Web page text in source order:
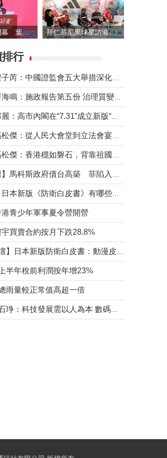
名家作品展開幕 葉劉淑儀出席並致辭 拜仁慕尼黑球星訪港 與球迷近距離互動
排行
青少年軍事夏令營開營
買賣合約按月下跌28.8%
半年稅前利潤按年增23%
雨量較正常值高超一倍